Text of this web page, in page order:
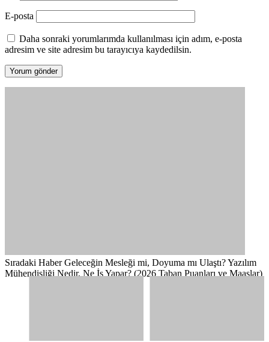
E-posta
Daha sonraki yorumlarımda kullanılması için adım, e-posta
adresim ve site adresim bu tarayıcıya kaydedilsin.
Sıradaki Haber Geleceğin Mesleği mi, Doyuma mı Ulaştı? Yazılım
Mühendisliği Nedir, Ne İş Yapar? (2026 Taban Puanları ve Maaşlar)